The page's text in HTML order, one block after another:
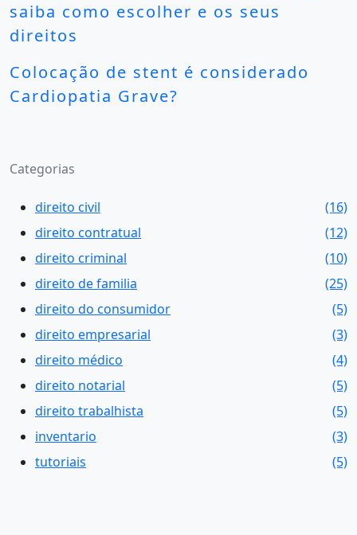
saiba como escolher e os seus
direitos
Colocação de stent é considerado
Cardiopatia Grave?
Categorias
direito civil
(16)
direito contratual
(12)
direito criminal
(10)
direito de familia
(25)
direito do consumidor
(5)
direito empresarial
(3)
direito médico
(4)
direito notarial
(5)
direito trabalhista
(5)
inventario
(3)
tutoriais
(5)